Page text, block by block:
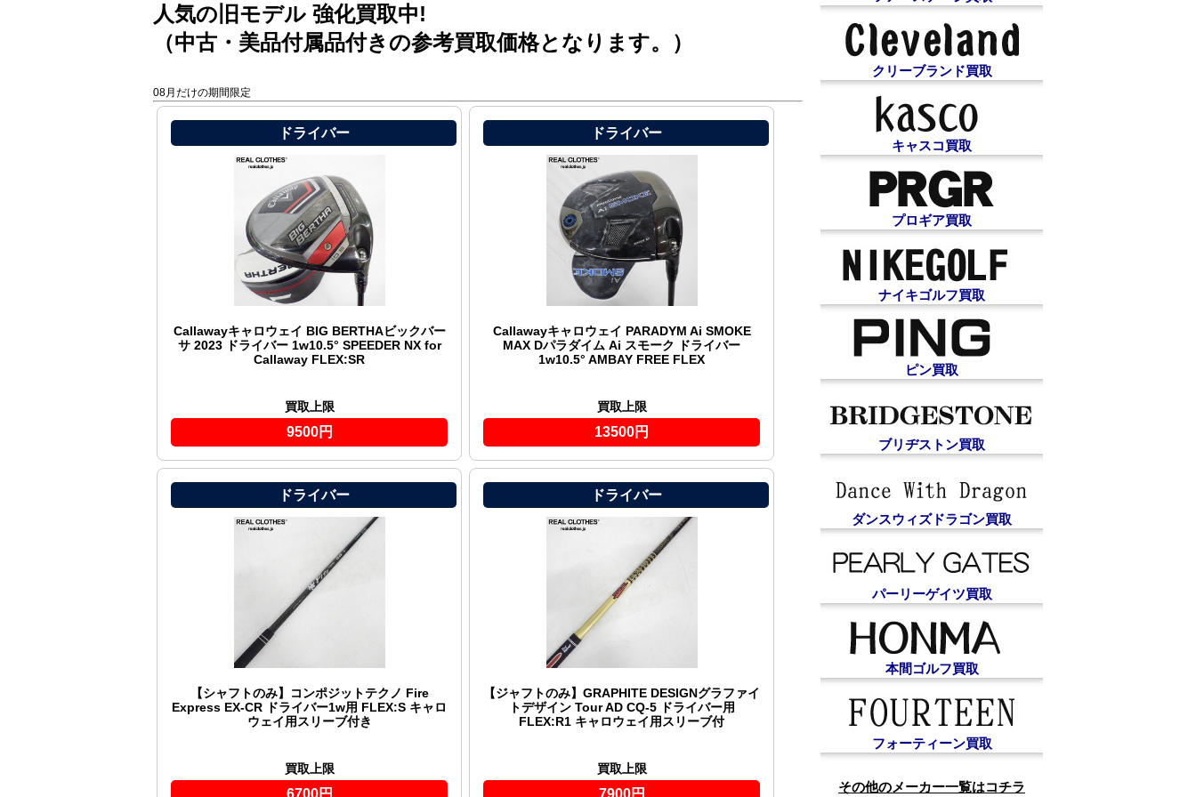
人気の旧モデル 強化買取中!
（中古・美品付属品付きの参考買取価格となります。）
08月だけの期間限定
ドライバー
Callawayキャロウェイ BIG BERTHAビックバー
サ 2023 ドライバー 1w10.5° SPEEDER NX for
Callaway FLEX:SR
買取上限
9500円
ドライバー
Callawayキャロウェイ PARADYM Ai SMOKE
MAX Dパラダイム Ai スモーク ドライバー
1w10.5° AMBAY FREE FLEX
買取上限
13500円
ドライバー
【シャフトのみ】コンポジットテクノ Fire
Express EX-CR ドライバー1w用 FLEX:S キャロ
ウェイ用スリーブ付き
買取上限
ドライバー
【ジャフトのみ】GRAPHITE DESIGNグラファイ
トデザイン Tour AD CQ-5 ドライバー用
FLEX:R1 キャロウェイ用スリーブ付
買取上限
クリーブランド買取
キャスコ買取
プロギア買取
ナイキゴルフ買取
ピン買取
ブリヂストン買取
ダンスウィズドラゴン買取
パーリーゲイツ買取
本間ゴルフ買取
フォーティーン買取
その他のメーカー一覧はコチラ